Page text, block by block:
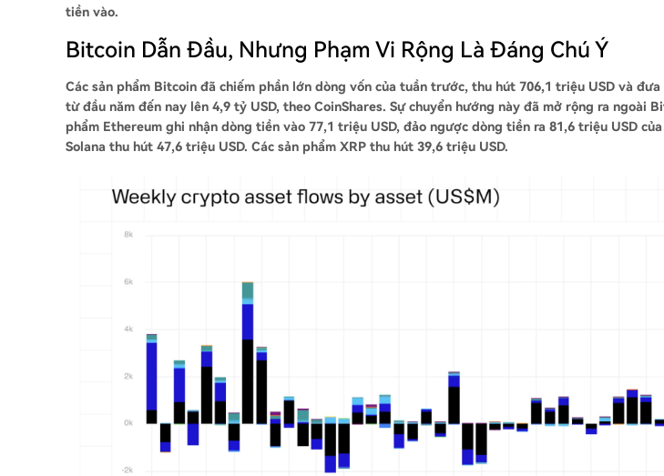
tiền vào.
Bitcoin Dẫn Đầu, Nhưng Phạm Vi Rộng Là Đáng Chú Ý
Các sản phẩm Bitcoin đã chiếm phần lớn dòng vốn của tuần trước, thu hút 706,1 triệu USD và
từ đầu năm đến nay lên 4,9 tỷ USD, theo CoinShares. Sự chuyển hướng này đã mở rộng ra ngoài
phẩm Ethereum ghi nhận dòng tiền vào 77,1 triệu USD, đảo ngược dòng tiền ra 81,6 triệu USD
Solana thu hút 47,6 triệu USD. Các sản phẩm XRP thu hút 39,6 triệu USD.